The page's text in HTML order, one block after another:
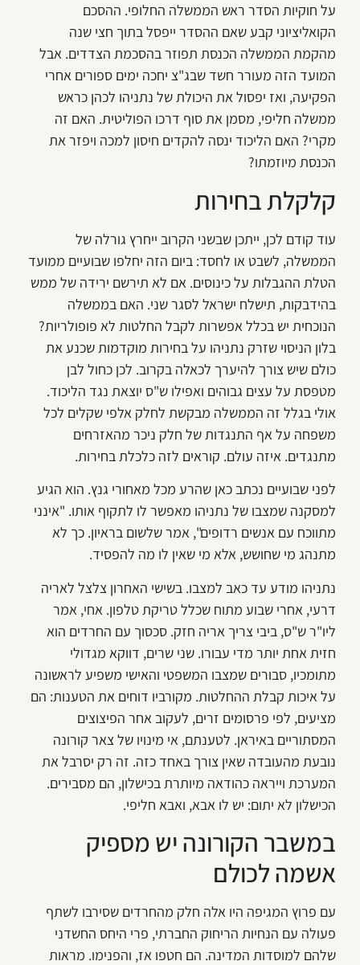
על חוקיות הסדר ראש הממשלה החלופי. ההסכם
הקואליציוני קבע שאם ההסדר ייפסל בתוך חצי שנה
מהקמת הממשלה הכנסת תפוזר בהסכמת הצדדים. אבל
המועד הזה מעורר חשד שבג"צ יחכה ימים ספורים אחרי
הפקיעה, ואז יפסול את היכולת של נתניהו לכהן כראש
ממשלה חליפי, מסמן את סוף דרכו הפוליטית. האם זה
מקרי? האם הליכוד ינסה להקדים חיסון למכה ויפזר את
הכנסת מיוזמתו?
קלקלת בחירות
עוד קודם לכן, ייתכן שבשני הקרוב ייחרץ גורלה של
הממשלה, לשבט או לחסד: ביום הזה יחלפו שבועיים ממועד
הטלת ההגבלות על כינוסים. אם לא תירשם ירידה של ממש
בהידבקות, תישלח ישראל לסגר שני. האם בממשלה
הנוכחית יש בכלל אפשרות לקבל החלטות לא פופולריות?
בלון הניסוי שזרק נתניהו על בחירות מוקדמות שכנע את
כולם שיש צורך להיערך לכאלה בקרוב. לכן כחול לבן
מטפסת על עצים גבוהים ואפילו ש"ס יוצאת נגד הליכוד.
אולי בגלל זה הממשלה מבקשת לחלק אלפי שקלים לכל
משפחה על אף התנגדות של חלק ניכר מהאזרחים
מתנגדים. איזה עולם. קוראים לזה כלכלת בחירות.
לפני שבועיים נכתב כאן שהרע מכל מאחורי גנץ. הוא הגיע
למסקנה שמצבו של נתניהו מאפשר לו לתקוף אותו. "אינני
מתווכח עם אנשים רדופים", אמר שלשום בראיון. כך לא
מתנהג מי שחושש, אלא מי שאין לו מה להפסיד.
נתניהו מודע עד כאב למצבו. בשישי האחרון צלצל לאריה
דרעי, אחרי שבוע מתוח שכלל טריקת טלפון. אחי, אמר
ליו"ר ש"ס, ביבי צריך אריה חזק. סכסוך עם החרדים הוא
חזית אחת יותר מדי עבורו. שני שרים, דווקא מגדולי
מתומכיו, סבורים שמצבו המשפטי והאישי משפיע לראשונה
על איכות קבלת ההחלטות. מקורביו דוחים את הטענות: הם
מציעים, לפי פרסומים זרים, לעקוב אחר הפיצוצים
המסתוריים באיראן. לטענתם, אי מינויו של צאר קורונה
נובעת מהעובדה שאין צורך באחד כזה. זה רק יסרבל את
המערכת וייראה כהודאה מיותרת בכישלון, הם מסבירים.
הכישלון לא יתום: יש לו אבא, ואבא חליפי.
במשבר הקורונה יש מספיק
אשמה לכולם
עם פרוץ המגיפה היו אלה חלק מהחרדים שסירבו לשתף
פעולה עם הנחיות הריחוק החברתי, פרי היחס החשדני
שלהם למוסדות המדינה. הם חטפו אז, והפנימו. מראות